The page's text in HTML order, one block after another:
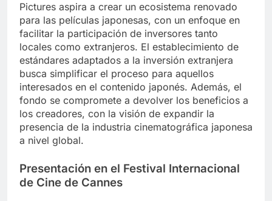
Pictures aspira a crear un ecosistema renovado
para las películas japonesas, con un enfoque en
facilitar la participación de inversores tanto
locales como extranjeros. El establecimiento de
estándares adaptados a la inversión extranjera
busca simplificar el proceso para aquellos
interesados en el contenido japonés. Además, el
fondo se compromete a devolver los beneficios a
los creadores, con la visión de expandir la
presencia de la industria cinematográfica japonesa
a nivel global.
Presentación en el Festival Internacional
de Cine de Cannes